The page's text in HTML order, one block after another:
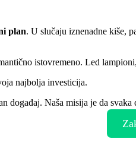
plan. U slučaju iznenadne kiše,
istovremeno. Led
najbolja investicija.
događaj. Naša misija je da